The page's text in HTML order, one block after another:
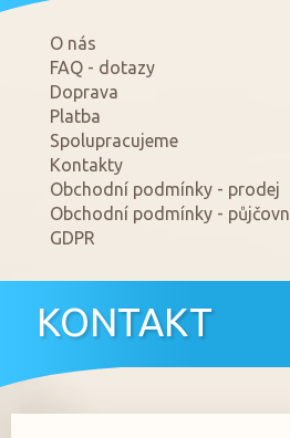
O nás
FAQ - dotazy
Doprava
Platba
Spolupracujeme
Kontakty
Obchodní podmínky - prodej
Obchodní podmínky -
GDPR
KONTAKT